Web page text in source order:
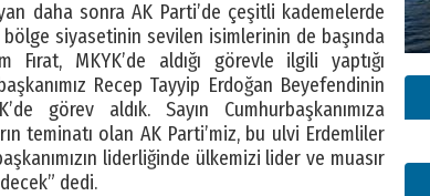
daha sonra AK Parti’de çeşitli kademelerde
siyasetinin sevilen isimlerinin de başında
MKYK’de aldığı görevle ilgili yaptığı
Recep Tayyip Erdoğan Beyefendinin
görev aldık. Sayın Cumhurbaşkanımıza
teminatı olan AK Parti’miz, bu ulvi Erdemliler
liderliğinde ülkemizi lider ve muasır
dedi.